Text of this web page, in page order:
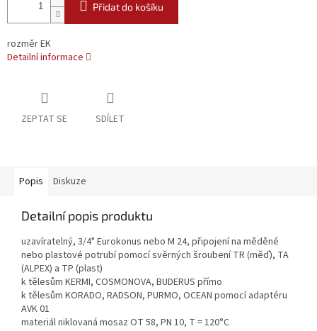
Přidat do košíku
rozměr EK
Detailní informace
ZEPTAT SE SDÍLET
Popis Diskuze
Detailní popis produktu
uzavíratelný, 3/4" Eurokonus nebo M 24, připojení na měděné
nebo plastové potrubí pomocí svěrných šroubení TR (měď), TA
(ALPEX) a TP (plast)
k tělesům KERMI, COSMONOVA, BUDERUS přímo
k tělesům KORADO, RADSON, PURMO, OCEAN pomocí adaptéru
AVK 01
materiál niklovaná mosaz OT 58, PN 10, T = 120°C